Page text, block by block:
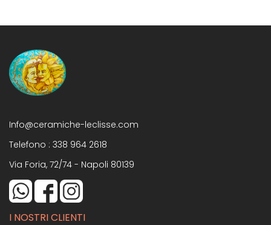
Info@ceramiche-leclisse.com
Telefono : 338 964 2618
Via Foria, 72/74 - Napoli 80139
I NOSTRI CLIENTI